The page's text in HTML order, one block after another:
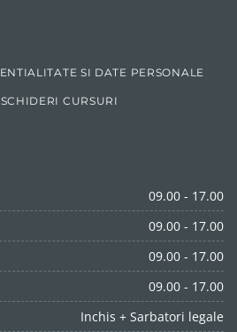
SI DATE PERSONALE
CURSURI
09.00 - 17.00
09.00 - 17.00
09.00 - 17.00
09.00 - 17.00
Inchis + Sarbatori legale